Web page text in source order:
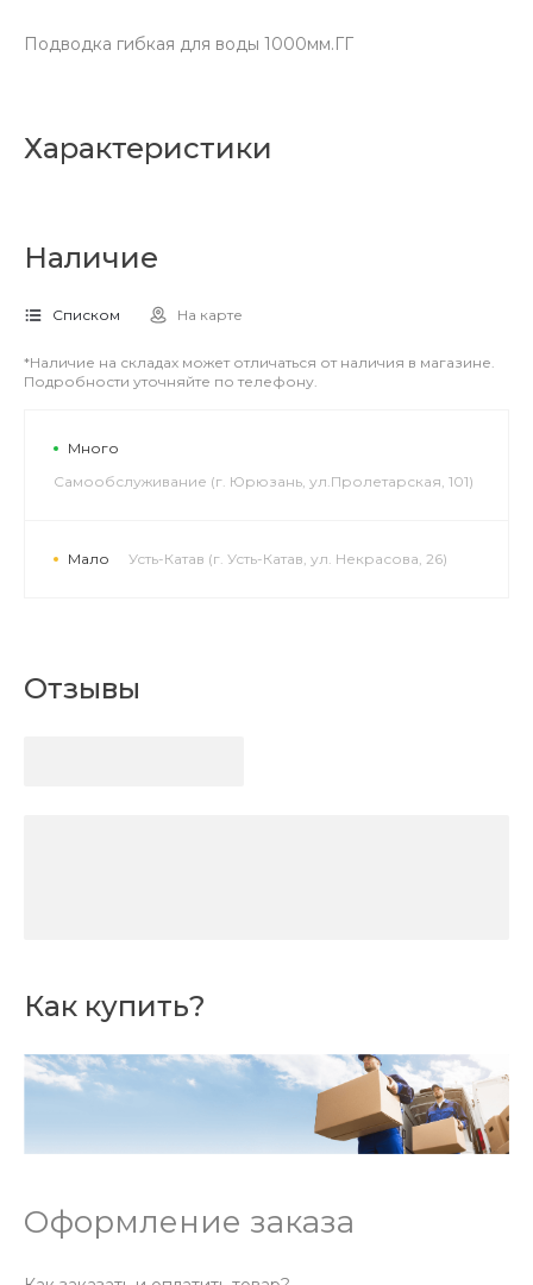
Подводка гибкая для воды 1000мм.ГГ
Характеристики
Наличие
Списком На карте
*Наличие на складах может отличаться от наличия в магазине.
Подробности уточняйте по телефону.
Много
Самообслуживание (г. Юрюзань, ул.Пролетарская, 101)
Мало Усть-Катав (г. Усть-Катав, ул. Некрасова, 26)
Отзывы
Как купить?
Оформление заказа